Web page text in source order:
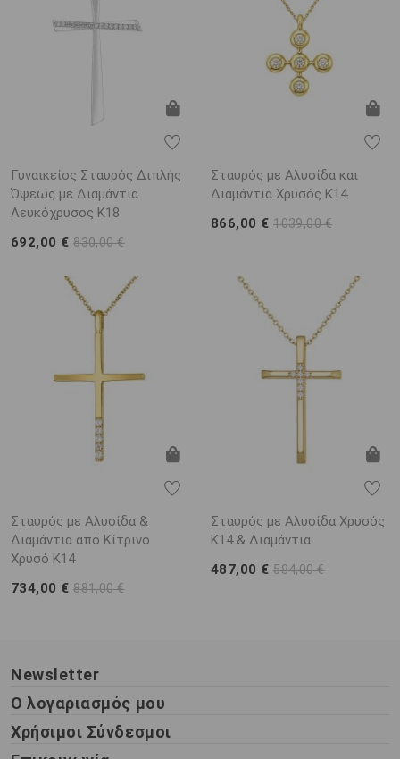
Γυναικείος Σταυρός Διπλής
Όψεως με Διαμάντια
Λευκόχρυσος K18
692,00 €830,00 €
Σταυρός με Αλυσίδα και
Διαμάντια Χρυσός K14
866,00 €1039,00 €
Σταυρός με Αλυσίδα &
Διαμάντια από Κίτρινο
Χρυσό K14
734,00 €881,00 €
Σταυρός με Αλυσίδα Χρυσός
Κ14 & Διαμάντια
487,00 €584,00 €
Newsletter
Ο λογαριασμός μου
Χρήσιμοι Σύνδεσμοι